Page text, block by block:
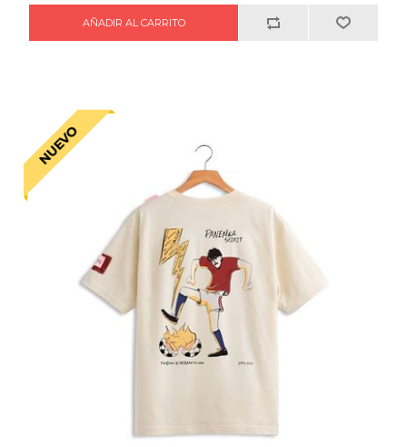
NUEVO